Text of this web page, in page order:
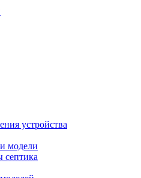
устройства
модели
септика